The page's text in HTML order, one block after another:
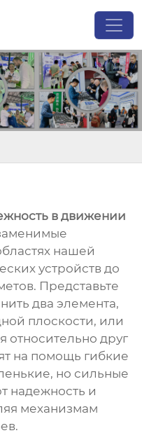
в движении
нашей
устройств до
Представьте
два элемента,
плоскости, или
относительно друг
на помощь гибкие
но сильные
надежность и
механизмам